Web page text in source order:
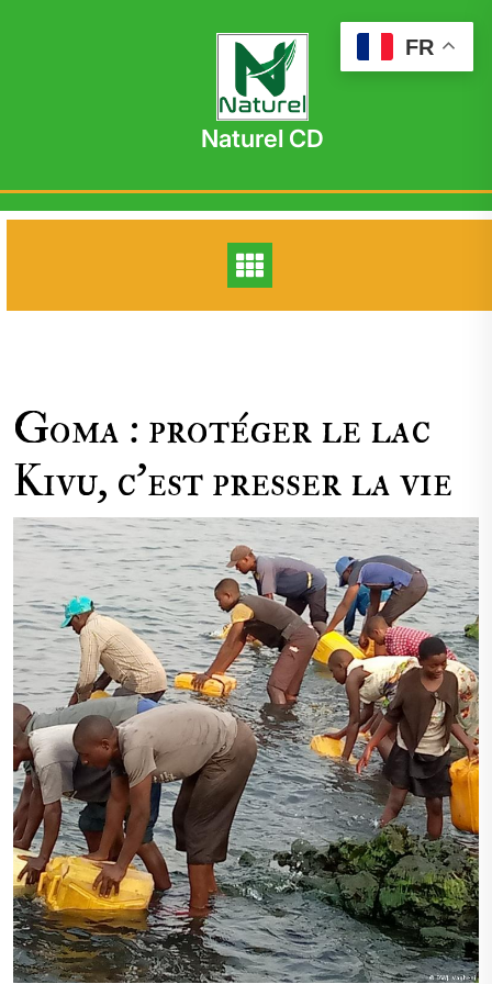
Naturel CD
Goma : protéger le lac
Kivu, c’est presser la vie
FR